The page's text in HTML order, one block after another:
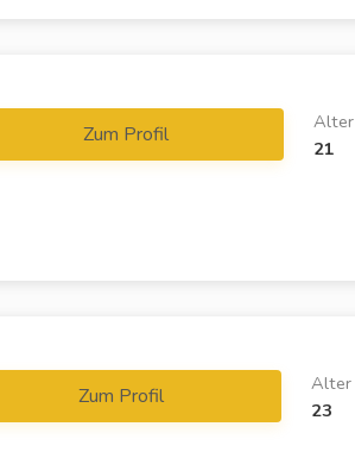
Alter
21
Zum Profil
Alter
23
Zum Profil